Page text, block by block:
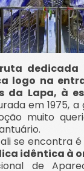
dedicada
logo na
da Lapa, à
em 1975,
muito
se encontra é
idêntica à
de